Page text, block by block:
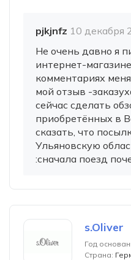
pjkjnfz 10 декабря
Не очень давно я
интернет-
комментариях
мой отзыв -
сейчас сделать
приобретённых в
сказать, что
Ульяновскую
:сначала поезд
s.Oliver
Год
Страна: